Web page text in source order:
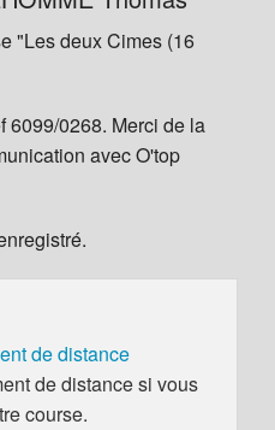
"Les deux Cimes (16
6099/0268. Merci de la
avec O'top
de distance
de distance si vous
course.